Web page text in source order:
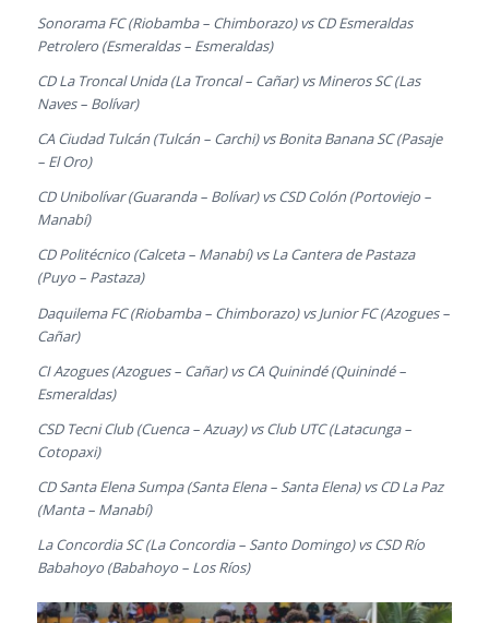
Sonorama FC (Riobamba – Chimborazo) vs CD Esmeraldas
Petrolero (Esmeraldas – Esmeraldas)
CD La Troncal Unida (La Troncal – Cañar) vs Mineros SC (Las
Naves – Bolívar)
CA Ciudad Tulcán (Tulcán – Carchi) vs Bonita Banana SC (Pasaje
– El Oro)
CD Unibolívar (Guaranda – Bolívar) vs CSD Colón (Portoviejo –
Manabí)
CD Politécnico (Calceta – Manabí) vs La Cantera de Pastaza
(Puyo – Pastaza)
Daquilema FC (Riobamba – Chimborazo) vs Junior FC (Azogues –
Cañar)
CI Azogues (Azogues – Cañar) vs CA Quinindé (Quinindé –
Esmeraldas)
CSD Tecni Club (Cuenca – Azuay) vs Club UTC (Latacunga –
Cotopaxi)
CD Santa Elena Sumpa (Santa Elena – Santa Elena) vs CD La Paz
(Manta – Manabí)
La Concordia SC (La Concordia – Santo Domingo) vs CSD Río
Babahoyo (Babahoyo – Los Ríos)